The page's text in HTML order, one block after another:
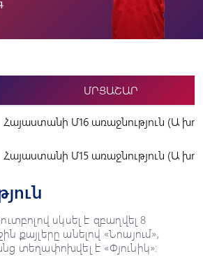
ՄՐՑԱՇԱՐ
Հայաստանի Մ16 առաջնություն (Ա
Հայաստանի Մ15 առաջնություն (Ա
սկսել է զբաղվել 8
քայլերը անելով «Նոայում»,
տեղափոխվել է «Փյունիկ»: